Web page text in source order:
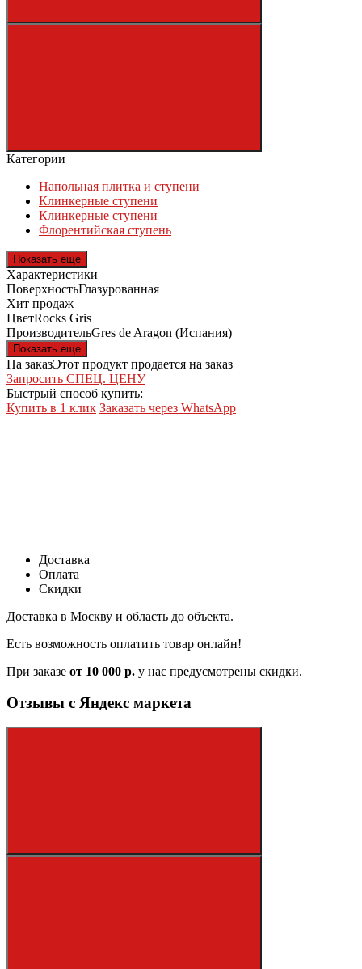
Категории
Напольная плитка и ступени
Клинкерные ступени
Клинкерные ступени
Флорентийская ступень
Показать еще
Характеристики
ПоверхностьГлазурованная
Хит продаж
ЦветRocks Gris
ПроизводительGres de Aragon (Испания)
Показать еще
На заказЭтот продукт продается на заказ
Запросить СПЕЦ. ЦЕНУ
Быстрый способ купить:
Купить в 1 клик Заказать через WhatsApp
Доставка
Оплата
Скидки
Доставка в Москву и область до объекта.
Есть возможность оплатить товар онлайн!
При заказе от 10 000 р. у нас предусмотрены скидки.
Отзывы с Яндекс маркета